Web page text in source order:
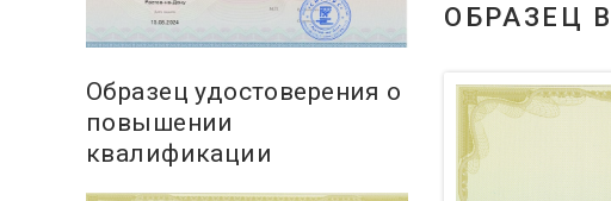
ОБРАЗЕЦ
Образец удостоверения о
повышении
квалификации